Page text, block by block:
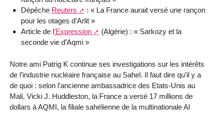
Dépêche Reuters
: « La France aurait versé une rançon
pour les otages d’Arlit »
Article de l’Expression
(Algérie) : « Sarkozy et la
seconde vie d’Aqmi »
Notre ami Patrig K continue ses investigations sur les intérêts
de l’industrie nucléaire française au Sahel. Il faut dire qu’il y a
de quoi : selon l’ancienne ambassadrice des Etats-Unis au
Mali, Vicki J. Huddleston, la France a versé 17 millions de
dollars à AQMI, la filiale sahélienne de la multinationale Al